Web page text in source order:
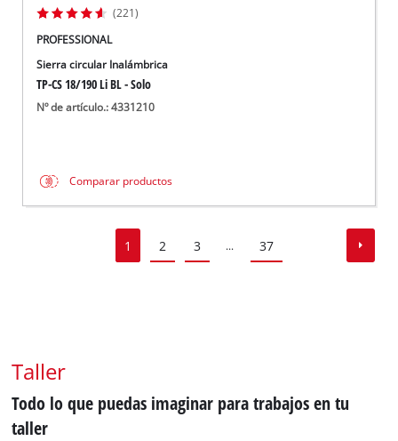
(221)
PROFESSIONAL
Sierra circular Inalámbrica
TP-CS 18/190 Li BL - Solo
Nº de artículo.: 4331210
Comparar productos
1 2 3 ... 37
Taller
Todo lo que puedas imaginar para trabajos en tu
taller